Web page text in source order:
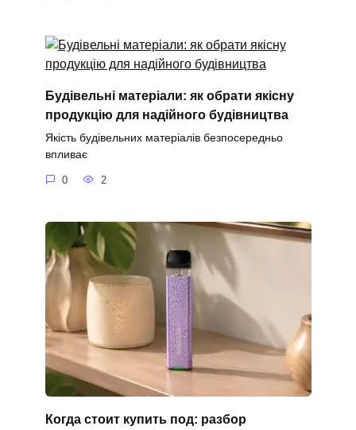
Будівельні матеріали: як обрати якісну
продукцію для надійного будівництва
Якість будівельних матеріалів безпосередньо
впливає
0 2
Когда стоит купить под: разбор